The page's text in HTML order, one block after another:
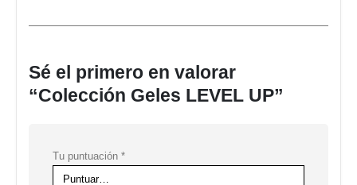
Sé el primero en valorar
“Colección Geles LEVEL UP”
Tu puntuación *